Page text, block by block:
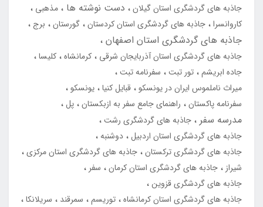
جاذبه های گردشگری استان گیلان
دست نوشته ها
مذهبی
کاروانسرا جاذبه های گردشگری استان کردستان گورستان برج
جاذبه های گردشگری استان اصفهان
جاذبه های گردشگری استان آذربایجان شرقی کرمانشاه کلیسا
جاده ابریشم تور تبت
سفرنامه تبت
میراث ناملموس ایران در یونسکو قبایل کنیا یونسکو
سفرنامه پاکستان
راهنمای جامع سفر به ازبکستان پل
مدرسه سفر
جاذبه های گردشگری رشت
جاذبه های گردشگری استان اردبیل دوشنبه
جاذبه های گردشگری ترکستان جاذبه های گردشگری استان مرکزی
شیراز جاذبه های گردشگری استان کرمان
سفر
جاذبه های گردشگری قزوین
جاذبه های گردشگری استان کرمانشاه توریسم سمرقند
سریلانکا